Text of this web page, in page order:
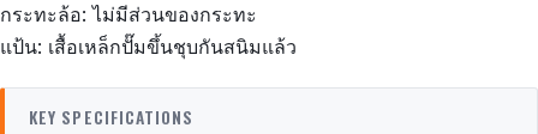
กระทะล้อ: ไม่มีส่วนของกระทะ
แป้น: เสื้อเหล็กปั๊มขึ้นชุบกันสนิมแล้ว
KEY SPECIFICATIONS